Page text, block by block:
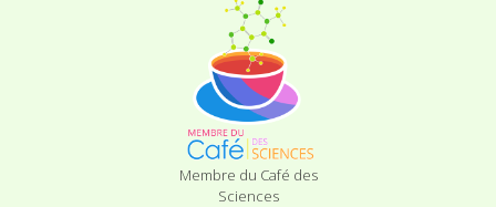
Membre du Café des
Sciences